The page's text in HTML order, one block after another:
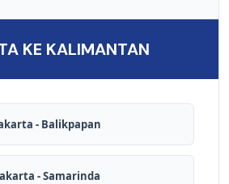
KE KALIMANTAN
- Balikpapan
- Samarinda